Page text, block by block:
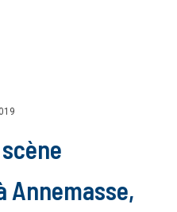
Annemasse,